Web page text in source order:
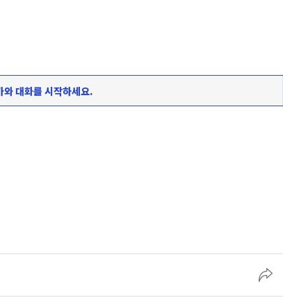
와 대화를 시작하세요.